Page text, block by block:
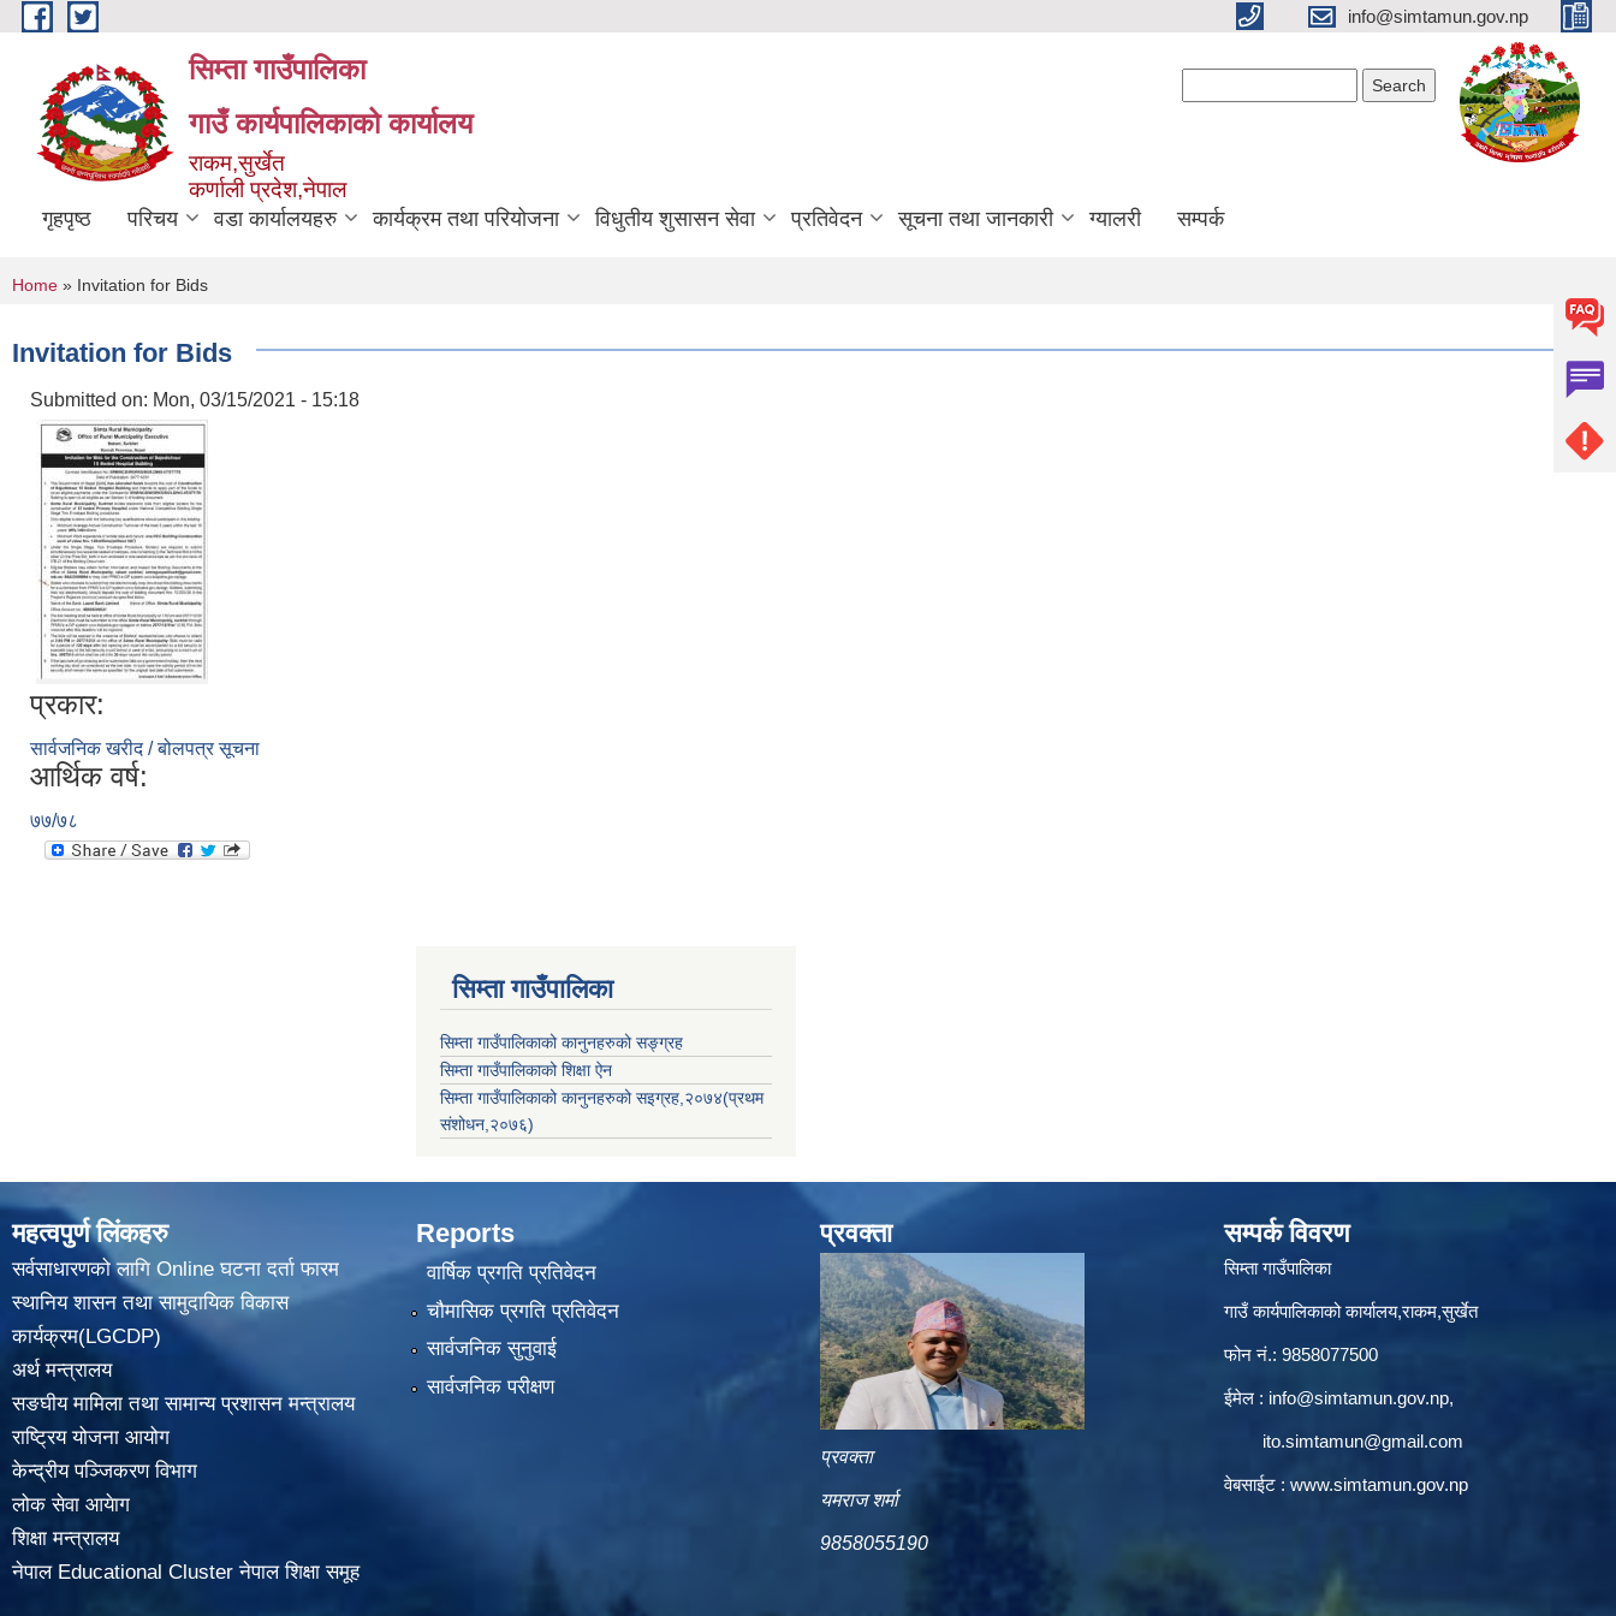
Skip to main content info@simtamun.gov.np
सिम्ता गाउँपालिका
गाउँ कार्यपालिकाको कार्यालय
राकम,सुर्खेत
कर्णाली प्रदेश,नेपाल
गृहपृष्ठ परिचय वडा कार्यालयहरु कार्यक्रम तथा परियोजना विधुतीय शुसासन सेवा प्रतिवेदन सूचना तथा जानकारी ग्यालरी सम्पर्क
You are here
Home » Invitation for Bids
Invitation for Bids
Submitted on: Mon, 03/15/2021 - 15:18
प्रकार:
सार्वजनिक खरीद / बोलपत्र सूचना
आर्थिक वर्ष:
७७/७८
सिम्ता गाउँपालिका
सिम्ता गाउँपालिकाको कानुनहरुको सङ्ग्रह
सिम्ता गाउँपालिकाको शिक्षा ऐन
सिम्ता गाउँपालिकाको कानुनहरुको सइग्रह,२०७४(प्रथम
संशोधन,२०७६)
महत्वपुर्ण लिंकहरु
सर्वसाधारणको लागि Online घटना दर्ता फारम
स्थानिय शासन तथा सामुदायिक विकास
कार्यक्रम(LGCDP)
अर्थ मन्त्रालय
सङघीय मामिला तथा सामान्य प्रशासन मन्त्रालय
राष्ट्रिय योजना आयोग
केन्द्रीय पञ्जिकरण विभाग
लोक सेवा आयेाग
शिक्षा मन्त्रालय
नेपाल Educational Cluster नेपाल शिक्षा समूह
Reports
वार्षिक प्रगति प्रतिवेदन
चौमासिक प्रगति प्रतिवेदन
सार्वजनिक सुनुवाई
सार्वजनिक परीक्षण
प्रवक्ता
प्रवक्ता
यमराज शर्मा
9858055190
सम्पर्क विवरण
सिम्ता गाउँपालिका
गाउँ कार्यपालिकाको कार्यालय,राकम,सुर्खेत
फोन नं.: 9858077500
ईमेल‌ : info@simtamun.gov.np,
ito.simtamun@gmail.com
वेबसाईट : www.simtamun.gov.np